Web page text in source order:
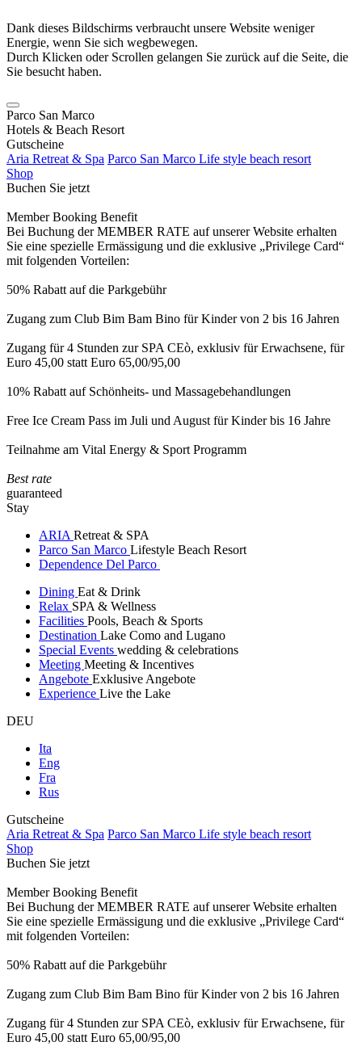
Dank dieses Bildschirms verbraucht unsere Website weniger
Energie, wenn Sie sich wegbewegen.
Durch Klicken oder Scrollen gelangen Sie zurück auf die Seite, die
Sie besucht haben.
Parco San Marco
Hotels & Beach Resort
Gutscheine
Aria Retreat & Spa Parco San Marco Life style beach resort
Shop
Buchen Sie jetzt
Member Booking Benefit
Bei Buchung der MEMBER RATE auf unserer Website erhalten
Sie eine spezielle Ermässigung und die exklusive „Privilege Card“
mit folgenden Vorteilen:
50% Rabatt auf die Parkgebühr
Zugang zum Club Bim Bam Bino für Kinder von 2 bis 16 Jahren
Zugang für 4 Stunden zur SPA CEò, exklusiv für Erwachsene, für
Euro 45,00 statt Euro 65,00/95,00
10% Rabatt auf Schönheits- und Massagebehandlungen
Free Ice Cream Pass im Juli und August für Kinder bis 16 Jahre
Teilnahme am Vital Energy & Sport Programm
Best rate
guaranteed
Stay
ARIA Retreat & SPA
Parco San Marco Lifestyle Beach Resort
Dependence Del Parco
Dining Eat & Drink
Relax SPA & Wellness
Facilities Pools, Beach & Sports
Destination Lake Como and Lugano
Special Events wedding & celebrations
Meeting Meeting & Incentives
Angebote Exklusive Angebote
Experience Live the Lake
DEU
Ita
Eng
Fra
Rus
Gutscheine
Aria Retreat & Spa Parco San Marco Life style beach resort
Shop
Buchen Sie jetzt
Member Booking Benefit
Bei Buchung der MEMBER RATE auf unserer Website erhalten
Sie eine spezielle Ermässigung und die exklusive „Privilege Card“
mit folgenden Vorteilen:
50% Rabatt auf die Parkgebühr
Zugang zum Club Bim Bam Bino für Kinder von 2 bis 16 Jahren
Zugang für 4 Stunden zur SPA CEò, exklusiv für Erwachsene, für
Euro 45,00 statt Euro 65,00/95,00